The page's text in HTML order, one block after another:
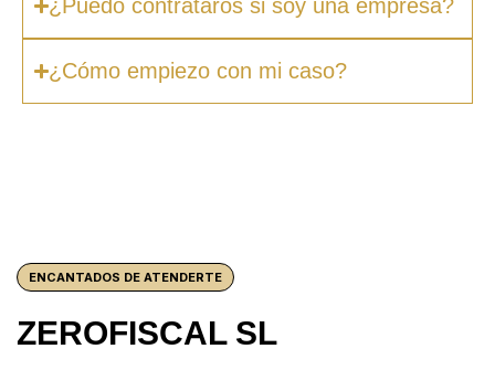
¿Puedo contrataros si soy una empresa?
¿Cómo empiezo con mi caso?
ENCANTADOS DE ATENDERTE
ZEROFISCAL SL